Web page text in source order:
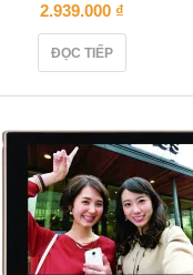
2.939.000 ₫
ĐỌC TIẾP